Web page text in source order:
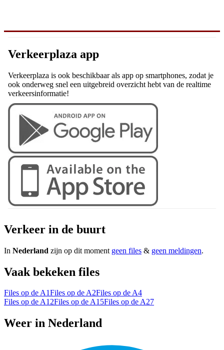
Verkeerplaza app
Verkeerplaza is ook beschikbaar als app op smartphones, zodat je
ook onderweg snel een uitgebreid overzicht hebt van de realtime
verkeersinformatie!
Verkeer in de buurt
In Nederland zijn op dit moment geen files & geen meldingen.
Vaak bekeken files
Files op de A1Files op de A2Files op de A4
Files op de A12Files op de A15Files op de A27
Weer in Nederland